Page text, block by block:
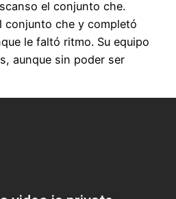
el conjunto che.
conjunto che y completó
le faltó ritmo. Su equipo
aunque sin poder ser